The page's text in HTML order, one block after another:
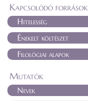
Kapcsolódó források
Hitelesség
Énekelt költészet
Filológiai alapok
Mutatók
Nevek